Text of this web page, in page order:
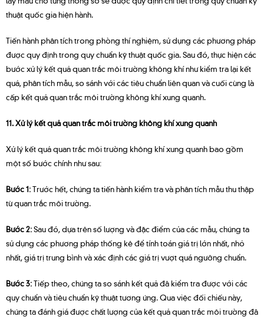
thuật quốc gia hiện hành.
Tiến hành phân tích trong phòng thí nghiệm, sử dụng các phương pháp
được quy định trong quy chuẩn kỹ thuật quốc gia. Sau đó, thực hiện các
bước xử lý kết quả quan trắc môi trường không khí như kiểm tra lại kết
quả, phân tích mẫu, so sánh với các tiêu chuẩn liên quan và cuối cùng là
cấp kết quả quan trắc môi trường không khí xung quanh.
11. Xử lý kết quả quan trắc môi trường không khí xung quanh
Xử lý kết quả quan trắc môi trường không khí xung quanh bao gồm
một số bước chính như sau:
Bước 1:Trước hết, chúng ta tiến hành kiểm tra và phân tích mẫu thu thập
từ quan trắc môi trường.
Bước 2:Sau đó, dựa trên số lượng và đặc điểm của các mẫu, chúng ta
sử dụng các phương pháp thống kê để tính toán giá trị lớn nhất, nhỏ
nhất, giá trị trung bình và xác định các giá trị vượt quá ngưỡng chuẩn.
Bước 3:Tiếp theo, chúng ta so sánh kết quả đã kiểm tra được với các
quy chuẩn và tiêu chuẩn kỹ thuật tương ứng. Qua việc đối chiếu này,
chúng ta đánh giá được chất lượng của kết quả quan trắc môi trường đã